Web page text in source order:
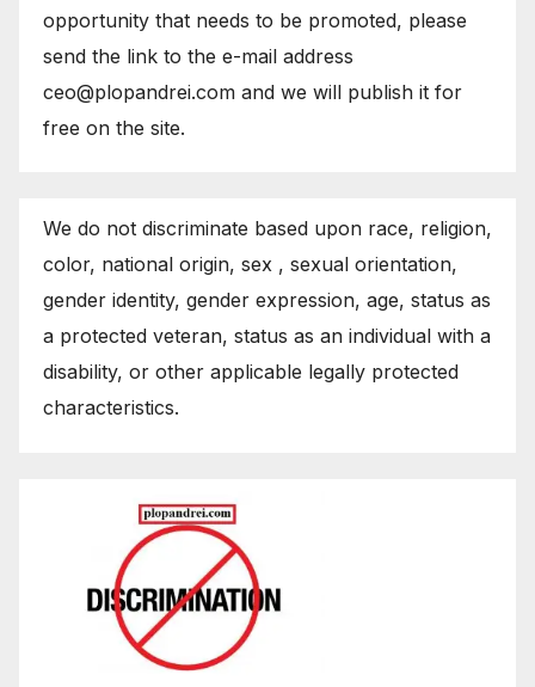
opportunity that needs to be promoted, please
send the link to the e-mail address
ceo@plopandrei.com and we will publish it for
free on the site.
We do not discriminate based upon race, religion,
color, national origin, sex , sexual orientation,
gender identity, gender expression, age, status as
a protected veteran, status as an individual with a
disability, or other applicable legally protected
characteristics.